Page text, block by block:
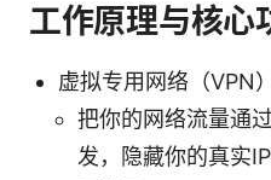
工作原理与核心
虚拟专用网络（VPN
把你的网络流量通
发，隐藏你的真实